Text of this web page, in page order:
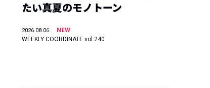
たい真夏のモノトーン
2026.08.06
NEW
WEEKLY COORDINATE vol.240